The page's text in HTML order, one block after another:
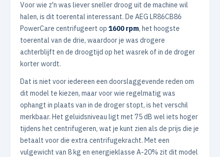
Voor wie z'n was liever sneller droog uit de machine wil
halen, is dit toerental interessant. De AEG LR86CB86
PowerCare centrifugeert op 1600 rpm, het hoogste
toerental van de drie, waardoor je was drogere
achterblijft en de droogtijd op het wasrek of in de droger
korter wordt.
Dat is niet voor iedereen een doorslaggevende reden om
dit model te kiezen, maar voor wie regelmatig was
ophangt in plaats van in de droger stopt, is het verschil
merkbaar. Het geluidsniveau ligt met 75 dB wel iets hoger
tijdens het centrifugeren, wat je kunt zien als de prijs die je
betaalt voor die extra centrifugekracht. Met een
vulgewicht van 8 kg en energieklasse A-20% zit dit model